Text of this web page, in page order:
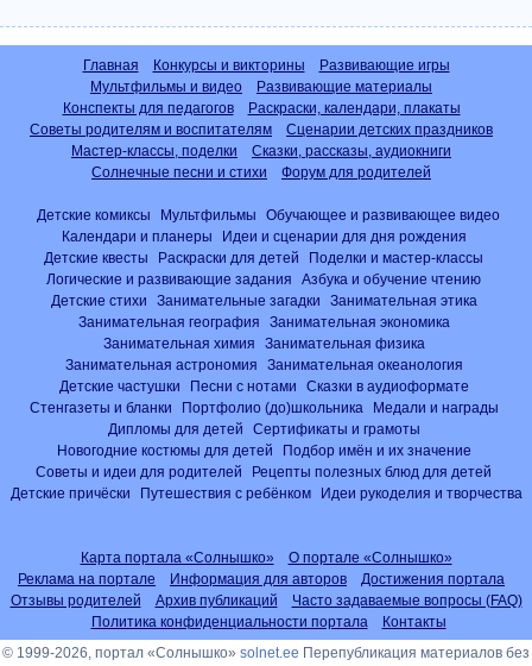
Главная Конкурсы и викторины
Развивающие игры
Мультфильмы и видео
Развивающие материалы
Конспекты для педагогов
Раскраски, календари, плакаты
Советы родителям и воспитателям
Сценарии детских праздников
Мастер-классы, поделки
Сказки, рассказы, аудиокниги
Солнечные песни и стихи
Форум для родителей
Детские комиксы Мультфильмы
Обучающее и развивающее видео
Календари и планеры
Идеи и сценарии для дня рождения
Детские квесты
Раскраски для детей
Поделки и мастер-классы
Логические и развивающие задания
Азбука и обучение чтению
Детские стихи
Занимательные загадки
Занимательная этика
Занимательная география
Занимательная экономика
Занимательная химия
Занимательная физика
Занимательная астрономия
Занимательная океанология
Детские частушки
Песни с нотами
Сказки в аудиоформате
Стенгазеты и бланки
Портфолио (до)школьника
Медали и награды
Дипломы для детей
Сертификаты и грамоты
Новогодние костюмы для детей
Подбор имён и их значение
Советы и идеи для родителей
Рецепты полезных блюд для детей
Детские причёски
Путешествия с ребёнком Идеи рукоделия и творчества
Карта портала «Солнышко»
О портале «Солнышко»
Реклама на портале
Информация для авторов
Достижения портала
Отзывы родителей
Архив публикаций
Часто задаваемые вопросы (FAQ)
Политика конфиденциальности портала
Контакты
© 1999-2026, портал «Солнышко» solnet.ee Перепубликация материалов без